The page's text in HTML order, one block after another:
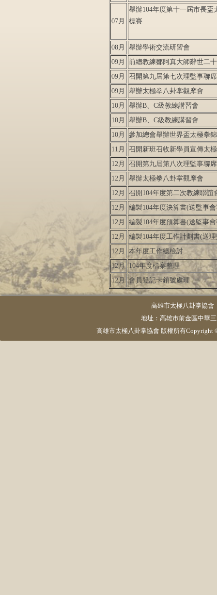
07月
舉辦104年度第十一屆市長盃
標賽
08月
舉辦學術交流研習會
09月
前總教練鄒阿真大師辭世二
09月
召開第九屆第七次理監事聯
09月
舉辦太極拳八卦掌觀摩會
10月
舉辦B、C級教練講習會
10月
舉辦B、C級教練講習會
10月
參加總會舉辦世界盃太極拳
11月
召開新班召收新學員宣傳太
12月
召開第九屆第八次理監事聯
12月
舉辦太極拳八卦掌觀摩會
12月
召開104年度第二次教練聯誼
12月
編製104年度決算書(送監事
12月
編製104年度預算書(送監事
12月
編製104年度工作計劃書(送
12月
本年度工作總檢討
12月 104年度檔案整理
12月
會員登記卡銷號處理
高雄市太極八卦掌協
地址：高雄市前金區中華
高雄市太極八卦掌協會 版權所有Copyright